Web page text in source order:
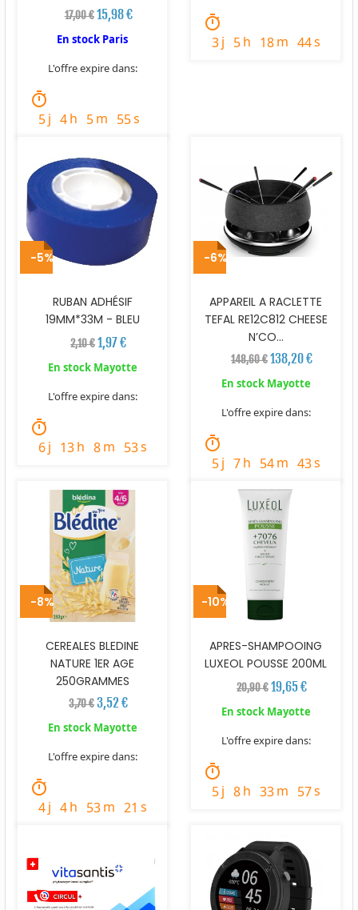
17,00 € 15,98 €
En stock Paris
L'offre expire dans:
timer
5j 4h 5m 54s
timer
3j 5h 18m 43s
RUBAN ADHÉSIF
19MM*33M - BLEU
2,10 €1,97 €
En stock Mayotte
L'offre expire dans:
timer
6j 13h 8m 52s
APPAREIL A RACLETTE
TEFAL RE12C812 CHEESE
N’CO...
148,60 €138,20 €
En stock Mayotte
L'offre expire dans:
timer
5j 7h 54m 42s
-5%
CEREALES BLEDINE
NATURE 1ER AGE
250GRAMMES
3,70 €3,52 €
En stock Mayotte
L'offre expire dans:
timer
4j 4h 53m 20 s
-6%
APRES-SHAMPOOING
LUXEOL POUSSE 200ML
20,90 €19,65 €
En stock Mayotte
L'offre expire dans:
timer
5j 8h 33m 56s
-8% -10%